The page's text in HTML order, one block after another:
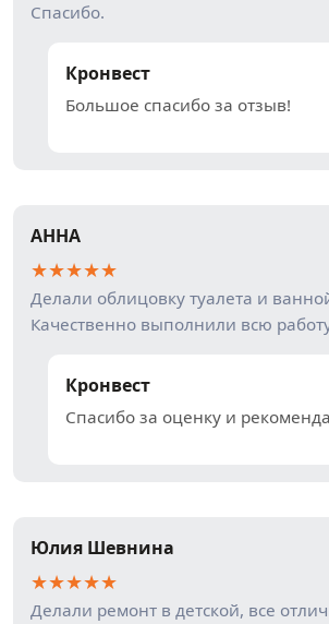
Спасибо.
Кронвест
Большое спасибо за отзыв!
АННА
★★★★★
Делали облицовку туалета и
Качественно выполнили всю
Кронвест
Спасибо за оценку и
Юлия Шевнина
★★★★★
Делали ремонт в детской, все